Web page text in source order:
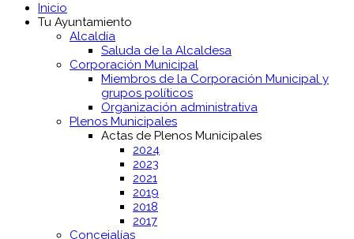
Inicio
Tu Ayuntamiento
Alcaldía
Saluda de la Alcaldesa
Corporación Municipal
Miembros de la Corporación Municipal y
grupos políticos
Organización administrativa
Plenos Municipales
Actas de Plenos Municipales
2024
2023
2021
2019
2018
2017
Concejalías